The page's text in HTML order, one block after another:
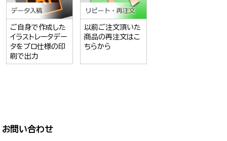
ご自身で作成した
イラストレータデー
タをプロ仕様の印
刷で出力
以前ご注文頂いた
商品の再注文はこ
ちらから
お問い合わせ